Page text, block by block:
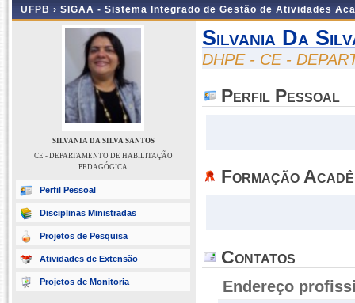
UFPB › SIGAA - Sistema Integrado de Gestão de Atividades
SILVANIA DA SILVA SANTOS
CE - DEPARTAMENTO DE HABILITAÇÃO
PEDAGÓGICA
Perfil Pessoal
Disciplinas Ministradas
Projetos de Pesquisa
Atividades de Extensão
Projetos de Monitoria
Silvania Da
DHPE - CE -
Perfil Pessoal
Formação
Contatos
Endereço